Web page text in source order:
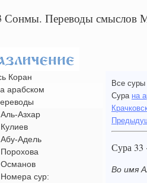
Сонмы. Переводы смыслов
Коран
арабском
Аль-Азхар
Кулиев
Абу-Адель
Порохова
Османов
Номера сур:
Все суры
Сура на
Сура
Во имя